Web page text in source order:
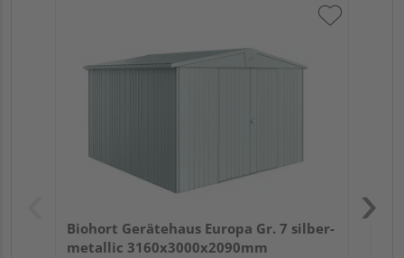
Biohort Gerätehaus Europa Gr. 7 silber-
metallic 3160x3000x2090mm